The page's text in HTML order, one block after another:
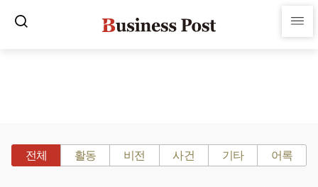
전체 활동 비전 사건 기타 어록